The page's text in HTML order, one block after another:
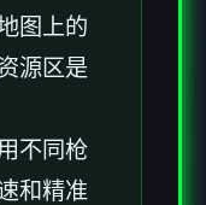
图上的
源区是
不同枪
和精准